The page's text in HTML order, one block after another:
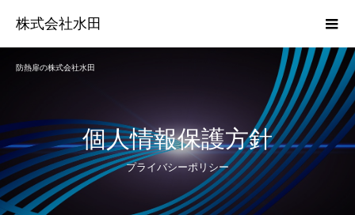
株式会社水田
防熱扉の株式会社水田
個人情報保護方針
プライバシーポリシー